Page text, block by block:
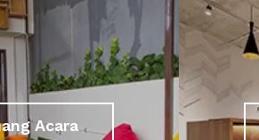
Acara